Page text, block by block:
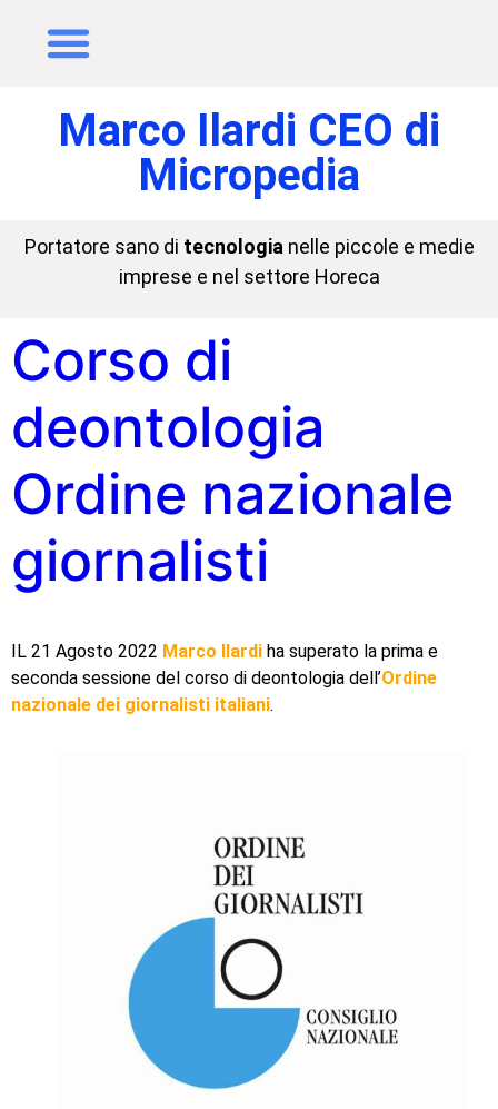
Marco Ilardi CEO di
Micropedia
Portatore sano di tecnologia nelle piccole e medie
imprese e nel settore Horeca
Corso di
deontologia
Ordine nazionale
giornalisti
IL 21 Agosto 2022 Marco Ilardi ha superato la prima e
seconda sessione del corso di deontologia dell’Ordine
nazionale dei giornalisti italiani.